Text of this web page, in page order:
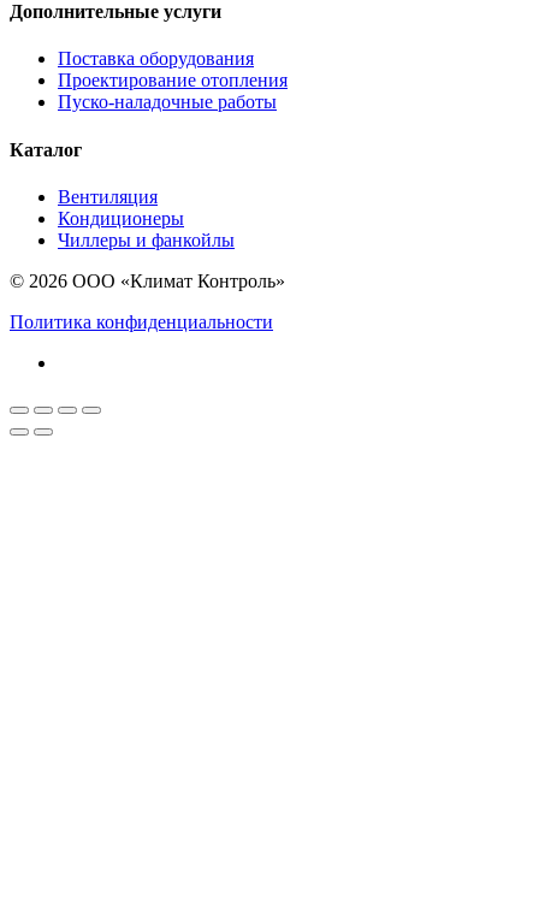
Дополнительные услуги
Поставка оборудования
Проектирование отопления
Пуско-наладочные работы
Каталог
Вентиляция
Кондиционеры
Чиллеры и фанкойлы
© 2026 ООО «Климат Контроль»
Политика конфиденциальности